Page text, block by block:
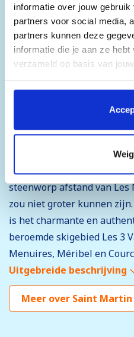
informatie over jouw
partners voor social media,
partners kunnen deze
informatie die je aan ze
verzameld op basis van
Door op 'Accepteren' te
plaatsen van alle cookies.
cookies je wilt toestaan. Je
moment wijzigen of je
Het skidorp
Saint Martin de Belleville
Trois Vallées. Die
in de kleine straten, de
als hoogtepunt de
steenworp afstand van
zou niet groter kunnen
is het charmante en
beroemde skigebied Les 3
Menuires, Méribel en
Uitgebreide beschrijving
Meer over Saint